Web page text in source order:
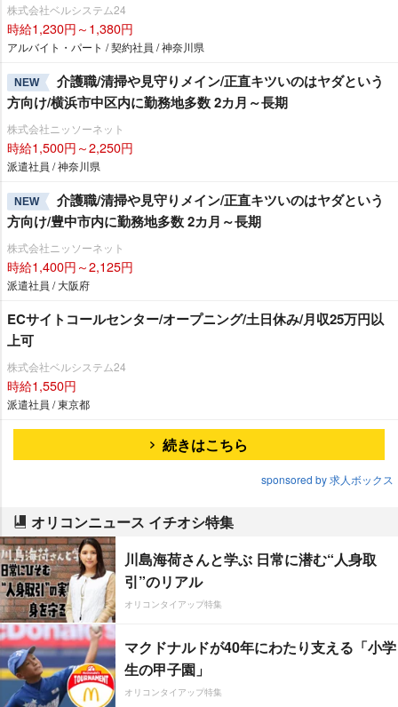
株式会社ベルシステム24
時給1,230円～1,380円
アルバイト・パート / 契約社員 / 神奈川県
NEW
介護職/清掃や見守りメイン/正直キツいのはヤダという
方向け/横浜市中区内に勤務地多数 2カ月～長期
株式会社ニッソーネット
時給1,500円～2,250円
派遣社員 / 神奈川県
NEW
介護職/清掃や見守りメイン/正直キツいのはヤダという
方向け/豊中市内に勤務地多数 2カ月～長期
株式会社ニッソーネット
時給1,400円～2,125円
派遣社員 / 大阪府
ECサイトコールセンター/オープニング/土日休み/月収25万円以
上可
株式会社ベルシステム24
時給1,550円
派遣社員 / 東京都
続きはこちら
sponsored by 求人ボックス
オリコンニュース イチオシ特集
川島海荷さんと学ぶ 日常に潜む“人身取
引”のリアル
オリコンタイアップ特集
マクドナルドが40年にわたり支える「小学
生の甲子園」
オリコンタイアップ特集